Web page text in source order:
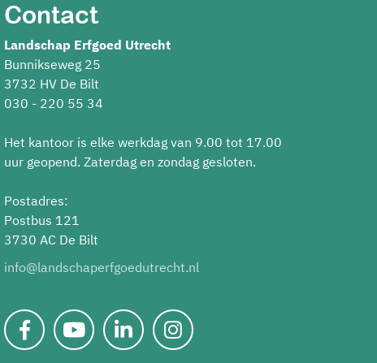
Contact
Landschap Erfgoed Utrecht
Bunnikseweg 25
3732 HV De Bilt
030 - 220 55 34
Het kantoor is elke werkdag van 9.00 tot 17.00
uur geopend. Zaterdag en zondag gesloten.
Postadres:
Postbus 121
3730 AC De Bilt
info@landschaperfgoedutrecht.nl